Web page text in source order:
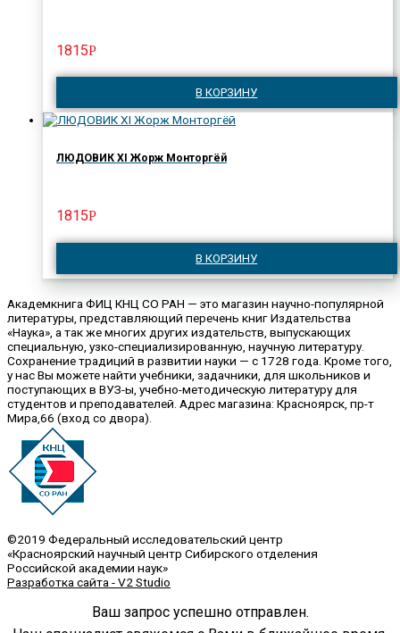
1815Р
В КОРЗИНУ
ЛЮДОВИК XI Жорж Монторгёй
1815Р
В КОРЗИНУ
Академкнига ФИЦ КНЦ СО РАН — это магазин научно-популярной
литературы, представляющий перечень книг Издательства
«Наука», а так же многих других издательств, выпускающих
специальную, узко-специализированную, научную литературу.
Сохранение традиций в развитии науки — с 1728 года. Кроме того,
у нас Вы можете найти учебники, задачники, для школьников и
поступающих в ВУЗ-ы, учебно-методическую литературу для
студентов и преподавателей. Адрес магазина: Красноярск, пр-т
Мира,66 (вход со двора).
©2019 Федеральный исследовательский центр
«Красноярский научный центр Сибирского отделения
Российской академии наук»
Разработка сайта - V2 Studio
Ваш запрос успешно отправлен.